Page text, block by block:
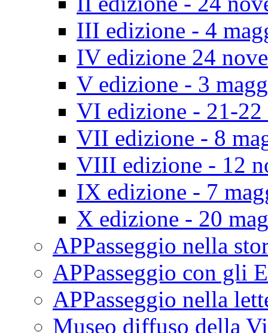
III edizione - 4
IV edizione 24
V edizione - 3
VI edizione - 21-22
VII edizione - 8
VIII edizione - 12
IX edizione - 7
X edizione - 20
APPasseggio nella
APPasseggio con gli
APPasseggio nella
Museo diffuso della